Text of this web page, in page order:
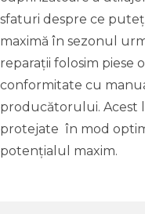
sfaturi despre ce
maximă în sezonul
reparații folosim piese
conformitate cu
producătorului. Acest
protejate în mod
potențialul maxim.